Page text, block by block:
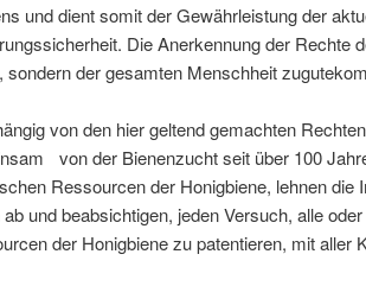
und dient somit der Gewährleistung der
Die Anerkennung der Rechte
sondern der gesamten Menschheit
von den hier geltend gemachten
von der Bienenzucht seit über 100
Ressourcen der Honigbiene, lehnen die
ab und beabsichtigen, jeden Versuch, alle
der Honigbiene zu patentieren, mit aller